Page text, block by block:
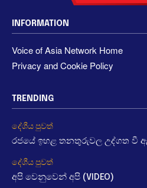
INFORMATION
Voice of Asia Network Home
Privacy and Cookie Policy
TRENDING
දේශීය පුවත්
රජයේ ඉහළ තනතුරුවල උද්ගත වී ඇති
දේශීය පුවත්
අපි වෙනුවෙන් අපි (VIDEO)